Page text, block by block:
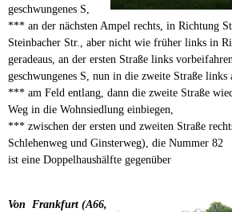
geschwungenes S,
*** an der nächsten Ampel rechts, in Richtung
Steinbacher Str., aber nicht wie früher links in
geradeaus, an der ersten Straße links
geschwungenes S, nun in die zweite Straße
*** am Feld entlang, dann die zweite Straße
Weg in die Wohnsiedlung einbiegen,
*** zwischen der ersten und zweiten Straße
Schlehenweg und Ginsterweg), die Nummer 82
ist eine Doppelhaushälfte gegenüber
Von Frankfurt (A66,